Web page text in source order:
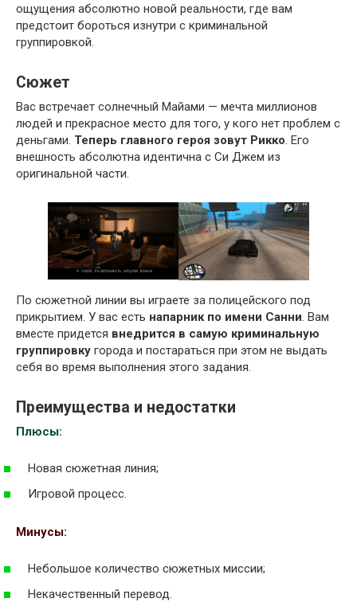
ощущения абсолютно новой реальности, где вам
предстоит бороться изнутри с криминальной
группировкой.
Сюжет
Вас встречает солнечный Майами — мечта миллионов
людей и прекрасное место для того, у кого нет проблем с
деньгами. Теперь главного героя зовут Рикко. Его
внешность абсолютна идентична с Си Джем из
оригинальной части.
По сюжетной линии вы играете за полицейского под
прикрытием. У вас есть напарник по имени Санни. Вам
вместе придется внедрится в самую криминальную
группировку города и постараться при этом не выдать
себя во время выполнения этого задания.
Преимущества и недостатки
Плюсы:
Новая сюжетная линия;
Игровой процесс.
Минусы:
Небольшое количество сюжетных миссии;
Некачественный перевод.